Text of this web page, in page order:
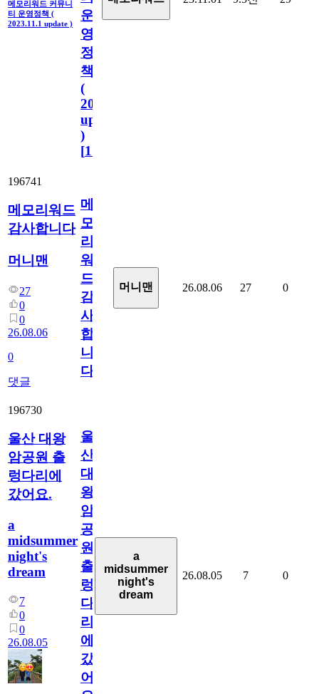
메모리워드 커뮤니
티 운영정책 (
2023.11.1 update )
운
영
정
책
(
2023.11.1
update
)
[110
196741
메모리워드
감사합니다
머니맨
27
0
0
26.08.06
0
댓글
메
모
리
워
드
감
사
합
니
다
머니맨 26.08.06 27 0
196730
울산 대왕
암공원 출
렁다리에
갔어요.
a
midsummer
night's
dream
7
0
0
26.08.05
울
산
대
왕
암
공
원
출
렁
다
리
에
갔
어
a
midsummer
night's
dream
26.08.05 7 0